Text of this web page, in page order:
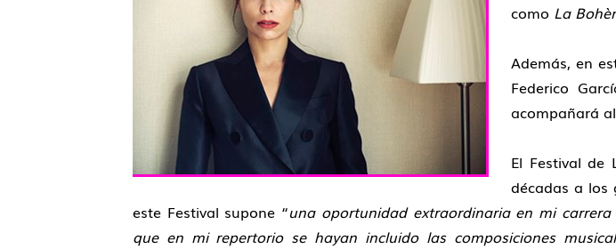
como La
Además, en
Federico
acompañará
El Festival de
décadas a los
este Festival supone “una oportunidad extraordinaria en mi
que en mi repertorio se hayan incluido las composiciones